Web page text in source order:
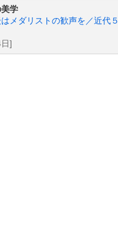
学
はメダリストの歓声を／近代５
]